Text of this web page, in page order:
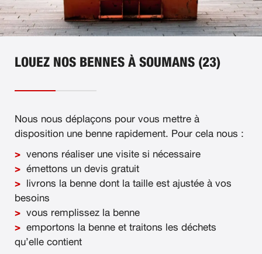
LOUEZ NOS BENNES À SOUMANS (23)
Nous nous déplaçons pour vous mettre à
disposition une benne rapidement. Pour cela nous :
venons réaliser une visite si nécessaire
émettons un devis gratuit
livrons la benne dont la taille est ajustée à vos
besoins
vous remplissez la benne
emportons la benne et traitons les déchets
qu’elle contient